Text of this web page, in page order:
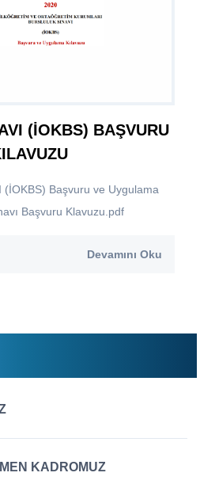
(İOKBS) BAŞVURU
(İOKBS) Başvuru ve Uygulama
Başvuru Klavuzu.pdf
Devamını Oku
KADROMUZ